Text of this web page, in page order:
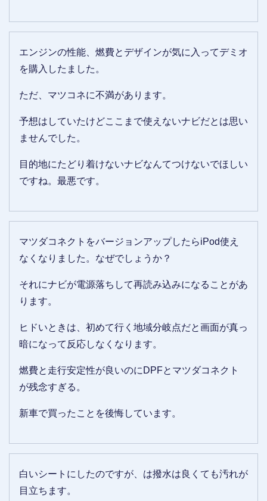
エンジンの性能、燃費とデザインが気に入ってデミオ
を購入したました。
ただ、マツコネに不満があります。
予想はしていたけどここまで使えないナビだとは思い
ませんでした。
目的地にたどり着けないナビなんてつけないでほしい
ですね。最悪です。
マツダコネクトをバージョンアップしたらiPod使え
なくなりました。なぜでしょうか？
それにナビが電源落ちして再読み込みになることがあ
ります。
ヒドいときは、初めて行く地域分岐点だと画面が真っ
暗になって反応しなくなります。
燃費と走行安定性が良いのにDPFとマツダコネクト
が残念すぎる。
新車で買ったことを後悔しています。
白いシートにしたのですが、は撥水は良くても汚れが
目立ちます。